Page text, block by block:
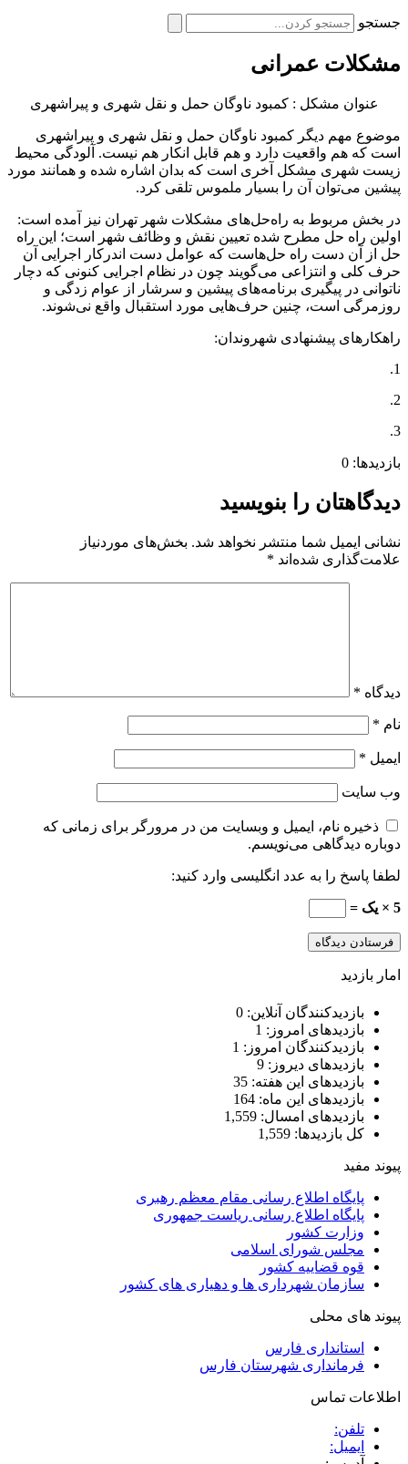
جستجو
مشکلات عمرانی
عنوان مشکل : کمبود ناوگان حمل و نقل شهری و پیراشهری
موضوع مهم دیگر کمبود ناوگان حمل و نقل شهری و پیراشهری
است که هم واقعیت دارد و هم قابل انکار هم نیست. آلودگی محیط
زیست شهری مشکل آخری است که بدان اشاره شده و همانند مورد
پیشین می‌توان آن را بسیار ملموس تلقی کرد.
در بخش مربوط به راه‌حل‌های مشکلات شهر تهران نیز آمده است:
اولین راه حل مطرح شده تعیین نقش و وظائف شهر است؛ این راه
حل از آن دست راه حل‌هاست که عوامل دست اندرکار اجرایی آن
حرف کلی و انتزاعی می‌گویند چون در نظام اجرایی کنونی که دچار
ناتوانی در پیگیری برنامه‌های پیشین و سرشار از عوام زدگی و
روزمرگی است، چنین حرف‌هایی مورد استقبال واقع نی‌شوند.
راهکارهای پیشنهادی شهروندان:
1.
2.
3.
بازدیدها: 0
دیدگاهتان را بنویسید
نشانی ایمیل شما منتشر نخواهد شد. بخش‌های موردنیاز
علامت‌گذاری شده‌اند *
دیدگاه *
نام *
ایمیل *
وب‌ سایت
ذخیره نام، ایمیل و وبسایت من در مرورگر برای زمانی که
دوباره دیدگاهی می‌نویسم.
لطفا پاسخ را به عدد انگلیسی وارد کنید:
5 × یک =
امار بازدید
بازدیدکنندگان آنلاین: 0
بازدیدهای امروز: 1
بازدیدکنندگان امروز: 1
بازدیدهای دیروز: 9
بازدیدهای این هفته: 35
بازدیدهای این ماه: 164
بازدیدهای امسال: 1,559
کل بازدیدها: 1,559
پیوند مفید
پایگاه اطلاع رسانی مقام معظم رهبری
پایگاه اطلاع رسانی ریاست جمهوری
وزارت کشور
مجلس شورای اسلامی
قوه قضاییه کشور
سازمان شهرداری ها و دهیاری های کشور
پیوند های محلی
استانداری فارس
فرمانداری شهرستان فارس
اطلاعات تماس
تلفن:
ایمیل: